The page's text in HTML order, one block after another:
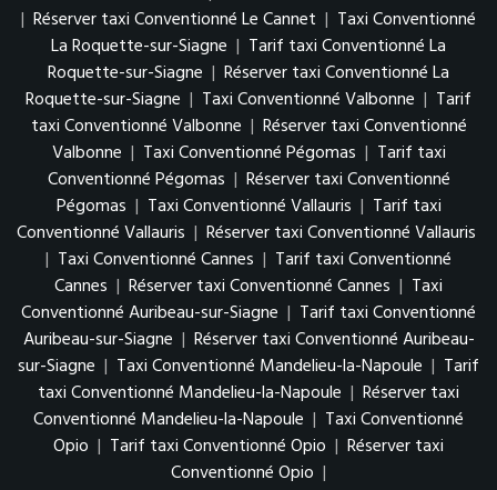
| Réserver taxi Conventionné Le Cannet | Taxi Conventionné
La Roquette-sur-Siagne | Tarif taxi Conventionné La
Roquette-sur-Siagne | Réserver taxi Conventionné La
Roquette-sur-Siagne | Taxi Conventionné Valbonne | Tarif
taxi Conventionné Valbonne | Réserver taxi Conventionné
Valbonne | Taxi Conventionné Pégomas | Tarif taxi
Conventionné Pégomas | Réserver taxi Conventionné
Pégomas | Taxi Conventionné Vallauris | Tarif taxi
Conventionné Vallauris | Réserver taxi Conventionné Vallauris
| Taxi Conventionné Cannes | Tarif taxi Conventionné
Cannes | Réserver taxi Conventionné Cannes | Taxi
Conventionné Auribeau-sur-Siagne | Tarif taxi Conventionné
Auribeau-sur-Siagne | Réserver taxi Conventionné Auribeau-
sur-Siagne | Taxi Conventionné Mandelieu-la-Napoule | Tarif
taxi Conventionné Mandelieu-la-Napoule | Réserver taxi
Conventionné Mandelieu-la-Napoule | Taxi Conventionné
Opio | Tarif taxi Conventionné Opio | Réserver taxi
Conventionné Opio |